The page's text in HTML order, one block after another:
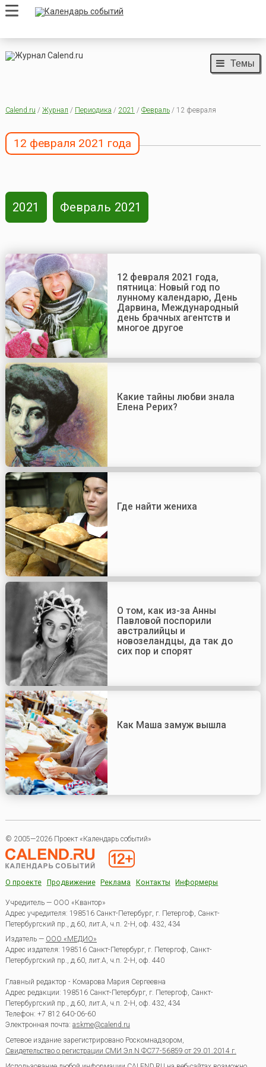
Темы
Calend.ru / Журнал / Периодика / 2021 / Февраль/ 12 февраля
12 февраля 2021 года
2021 Февраль 2021
12 февраля 2021 года,
пятница: Новый год по
лунному календарю, День
Дарвина, Международный
день брачных агентств и
многое другое
Какие тайны любви знала
Елена Рерих?
Где найти жениха
О том, как из-за Анны
Павловой поспорили
австралийцы и
новозеландцы, да так до
сих пор и спорят
Как Маша замуж вышла
© 2005—2026 Проект «Календарь событий»
О проекте Продвижение Реклама Контакты Информеры
Учредитель — ООО «Квантор»
Адрес учредителя: 198516 Санкт-Петербург, г. Петергоф, Санкт-
Петербургский пр., д.60, лит.А, ч.п. 2-Н, оф. 432, 434
Издатель — ООО «МЕДИО»
Адрес издателя: 198516 Санкт-Петербург, г. Петергоф, Санкт-
Петербургский пр., д.60, лит.А, ч.п. 2-Н, оф. 440
Главный редактор - Комарова Мария Сергеевна
Адрес редакции: 198516 Санкт-Петербург, г. Петергоф, Санкт-
Петербургский пр., д.60, лит.А, ч.п. 2-Н, оф. 432, 434
Телефон: +7 812 640-06-60
Электронная почта: askme@calend.ru
Сетевое издание зарегистрировано Роскомнадзором,
Свидетельство о регистрации СМИ Эл.N ФС77-56859 от 29.01.2014 г.